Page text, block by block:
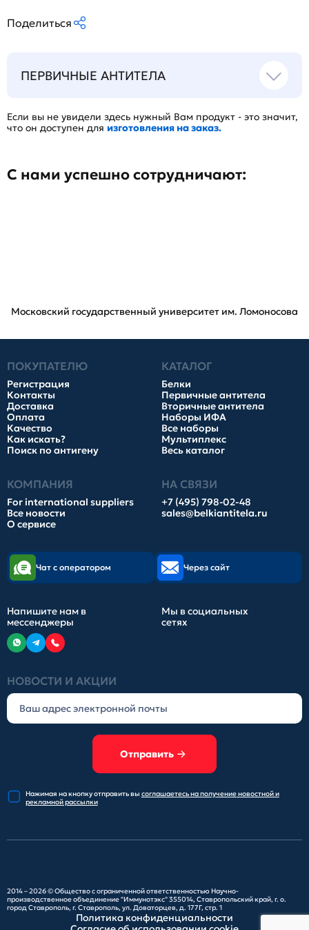
Поделиться
ПЕРВИЧНЫЕ АНТИТЕЛА
Если вы не увидели здесь нужный Вам продукт - это значит,
что он доступен для изготовления на заказ.
С нами успешно сотрудничают:
Московский государственный университет им. Ломоносова
ПОКУПАТЕЛЮ
Регистрация
Контакты
Доставка
Оплата
Качество
Как искать?
Поиск по антигену
КАТАЛОГ
Белки
Первичные антитела
Вторичные антитела
Наборы ИФА
Все наборы
Мультиплекс
Весь каталог
КОМПАНИЯ
For international suppliers
Все новости
О сервисе
НА СВЯЗИ
+7 (495) 798-02-48
sales@belkiantitela.ru
НОВОСТИ И АКЦИИ
Отправить
Нажимая на кнопку отправитьвы соглашаетесь на получениеновостной и
рекламной рассылки
Чат с оператором Через сайт
Напишите нам в
мессенджеры
Мы в социальных
сетях
2014 – 2026 ©Общество с ограниченной ответственностью Научно-
производственное объединение "Иммунотэкс"355014, Ставропольский край, г. о.
город Ставрополь, г. Ставрополь, ул. Доваторцев, д. 177Г, стр. 1
Политика конфиденциальности